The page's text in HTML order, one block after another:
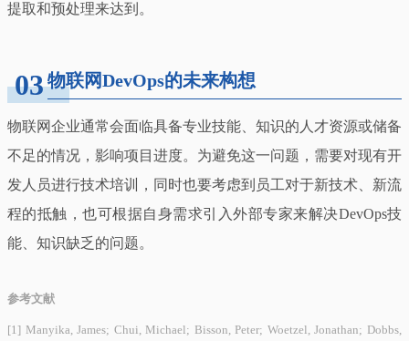
提取和预处理来达到。
03物联网DevOps的未来构想
物联网企业通常会面临具备专业技能、知识的人才资源或储备
不足的情况，影响项目进度。为避免这一问题，需要对现有开
发人员进行技术培训，同时也要考虑到员工对于新技术、新流
程的抵触，也可根据自身需求引入外部专家来解决DevOps技
能、知识缺乏的问题。
参考文献
[1] Manyika, James; Chui, Michael; Bisson, Peter; Woetzel, Jonathan; Dobbs,